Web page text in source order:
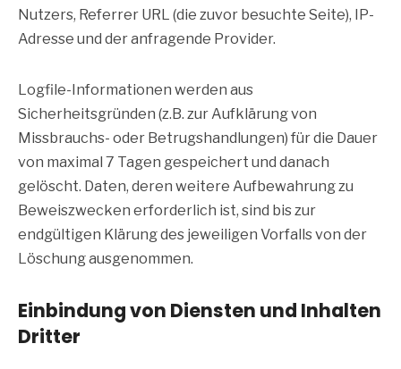
Nutzers, Referrer URL (die zuvor besuchte Seite), IP-
Adresse und der anfragende Provider.
Logfile-Informationen werden aus
Sicherheitsgründen (z.B. zur Aufklärung von
Missbrauchs- oder Betrugshandlungen) für die Dauer
von maximal 7 Tagen gespeichert und danach
gelöscht. Daten, deren weitere Aufbewahrung zu
Beweiszwecken erforderlich ist, sind bis zur
endgültigen Klärung des jeweiligen Vorfalls von der
Löschung ausgenommen.
Einbindung von Diensten und Inhalten
Dritter